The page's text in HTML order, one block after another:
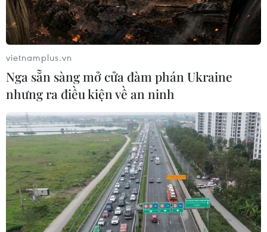
Nhà thờ Đức Bà Paris - một
biểu tượng văn hóa Pháp
16/04/2019 03:40
Ngọn lửa dữ dội bùng lên tại Nhà thờ Đức Bà ở thủ đô
Paris của Pháp và cháy rực trong hơn một giờ đồng hồ
khiến tháp chuông và phần lớn mái vòm nhà thờ đổ
sập.
vietnamplus.vn
Nga sẵn sàng mở cửa đàm phán Ukraine
nhưng ra điều kiện về an ninh